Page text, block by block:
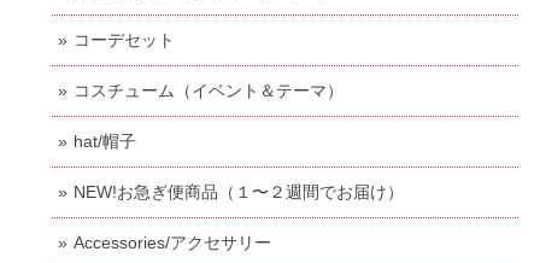
コーデセット
コスチューム（イベント＆テーマ）
hat/帽子
NEW!お急ぎ便商品（１〜２週間でお届け）
Accessories/アクセサリー